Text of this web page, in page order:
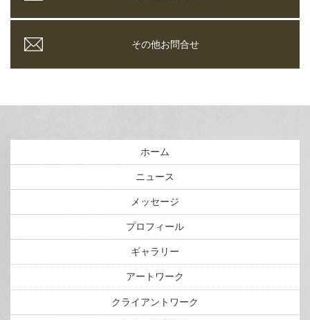
その他お問合せ
ホーム
ニュース
メッセージ
プロフィール
ギャラリー
アートワーク
クライアントワーク